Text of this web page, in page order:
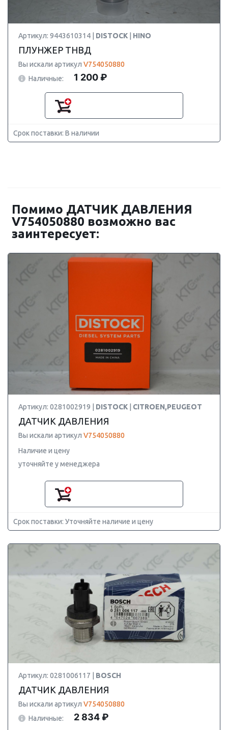
Артикул: 9443610314 | DISTOCK HINO
ПЛУНЖЕР ТНВД
Вы искали артикул V754050880
Наличные:
1 200 ₽
Срок поставки: В наличии
Помимо ДАТЧИК ДАВЛЕНИЯ
V754050880 возможно вас
заинтересует:
Артикул: 0281002919 | DISTOCK CITROEN,PEUGEOT
ДАТЧИК ДАВЛЕНИЯ
Вы искали артикул V754050880
Наличие и цену
уточняйте у менеджера
Срок поставки: Уточняйте наличие и цену
Артикул: 0281006117 | BOSCH
ДАТЧИК ДАВЛЕНИЯ
Вы искали артикул V754050880
Наличные:
2 834 ₽